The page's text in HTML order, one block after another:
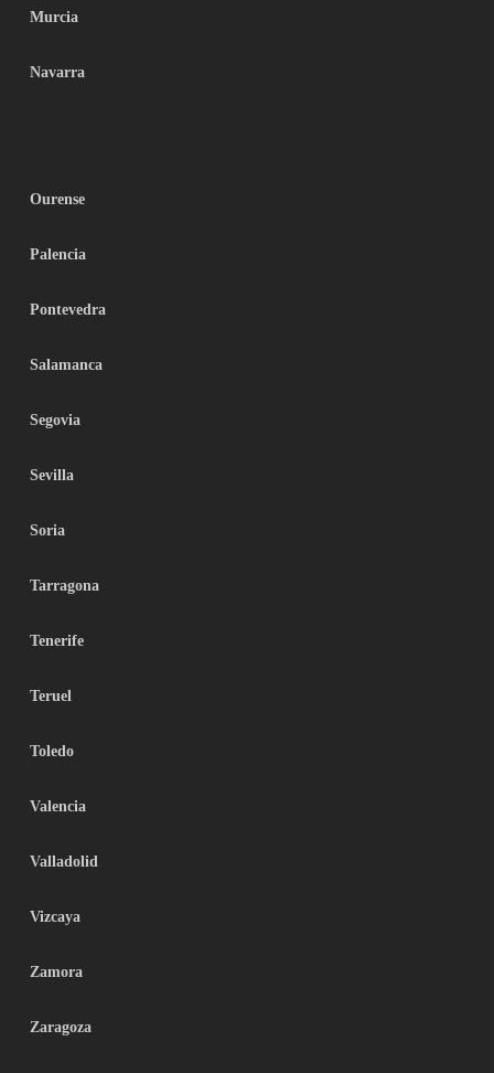
Murcia
Navarra
Ourense
Palencia
Pontevedra
Salamanca
Segovia
Sevilla
Soria
Tarragona
Tenerife
Teruel
Toledo
Valencia
Valladolid
Vizcaya
Zamora
Zaragoza